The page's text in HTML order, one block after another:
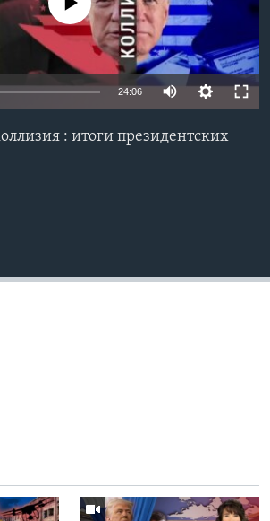
source currently available
24:06
: итоги президентских